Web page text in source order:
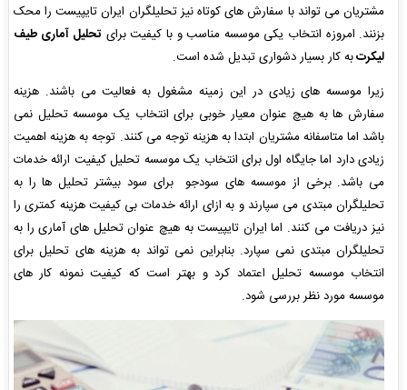
مشتریان می تواند با سفارش های کوتاه نیز تحلیلگران ایران تایپیست را محک
بزنند. امروزه انتخاب یکی موسسه مناسب و با کیفیت برای تحلیل آماری طیف
لیکرتبه کار بسیار دشواری تبدیل شده است.
زیرا موسسه های زیادی در این زمینه مشغول به فعالیت می باشند. هزینه
سفارش ها به هیچ عنوان معیار خوبی برای انتخاب یک موسسه تحلیل نمی
باشد اما متاسفانه مشتریان ابتدا به هزینه توجه می کنند. توجه به هزینه اهمیت
زیادی دارد اما جایگاه اول برای انتخاب یک موسسه تحلیل کیفیت ارائه خدمات
می باشد. برخی از موسسه های سودجو برای سود بیشتر تحلیل ها را به
تحلیلگران مبتدی می سپارند و به ازای ارائه خدمات بی کیفیت هزینه کمتری را
نیز دریافت می کنند. اما ایران تایپیست به هیچ عنوان تحلیل های آماری را به
تحلیلگران مبتدی نمی سپارد. بنابراین نمی تواند به هزینه های تحلیل برای
انتخاب موسسه تحلیل اعتماد کرد و بهتر است که کیفیت نمونه کار های
موسسه مورد نظر بررسی شود.